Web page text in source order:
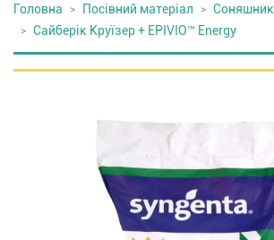
Головна Посівний матеріал
Соняшник
Сайберік Круїзер + EPIVIO™ Energy